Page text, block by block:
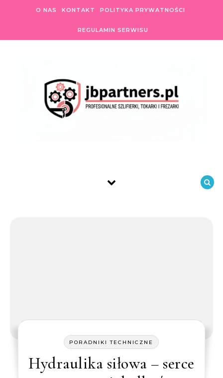
O NAS KONTAKT POLITYKA PRYWATNOŚCI
REGULAMIN SERWISU
PORADNIKI TECHNICZNE
Hydraulika siłowa – serce